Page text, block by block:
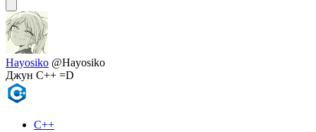
Hayosiko @Hayosiko
Джун C++ =D
C++